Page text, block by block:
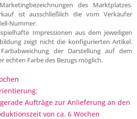
des Marktplatzes.
ist ausschließlich die vom Verkäufer
Nummer.
Impressionen aus dem jeweiligen
zeigt nicht die konfigurierten Artikel.
der Darstellung auf dem
echten Farbe des Bezugs möglich.
Aufträge zur Anlieferung an den
von ca. 6 Wochen